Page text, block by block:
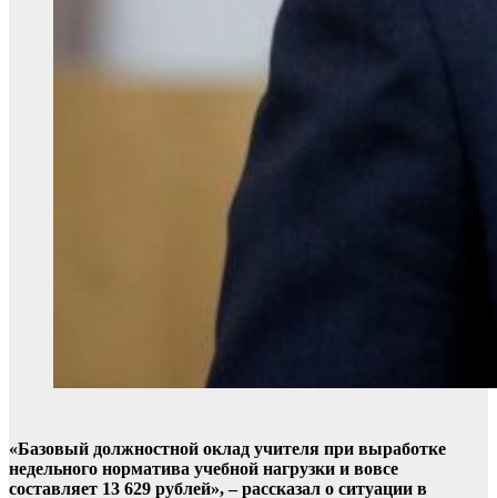
«Базовый должностной оклад учителя при выработке
недельного норматива учебной нагрузки и вовсе
составляет 13 629 рублей», – рассказал о ситуации в